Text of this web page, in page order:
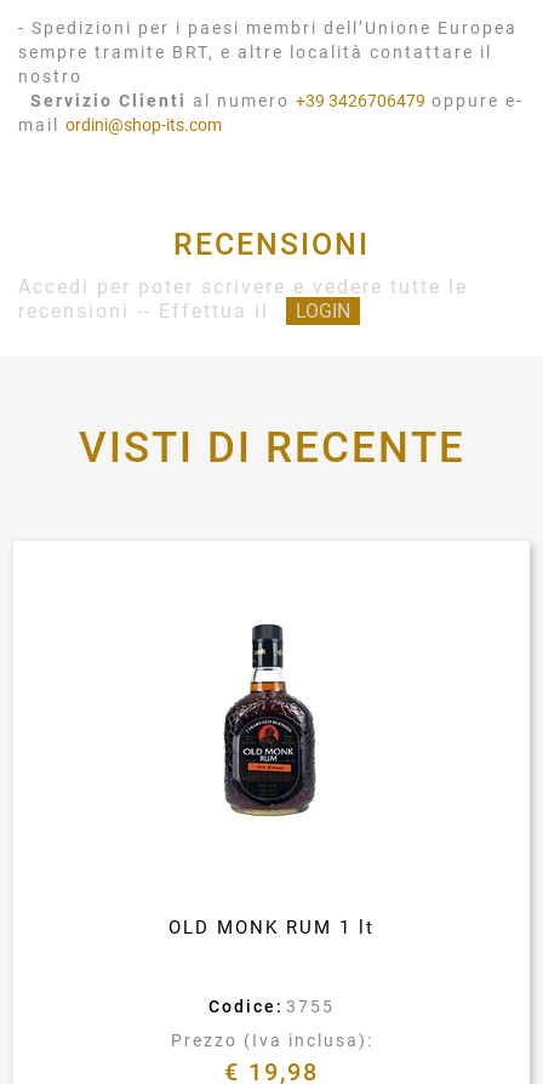
- Spedizioni per i paesi membri dell’Unione Europea
sempre tramite BRT, e altre località contattare il
nostro
Servizio Clienti al numero +39 3426706479 oppure e-
mail ordini@shop-its.com
RECENSIONI
Accedi per poter scrivere e vedere tutte le
recensioni -- Effettua il
LOGIN
VISTI DI RECENTE
OLD MONK RUM 1 lt
Codice: 3755
Prezzo (Iva inclusa):
€ 19,98